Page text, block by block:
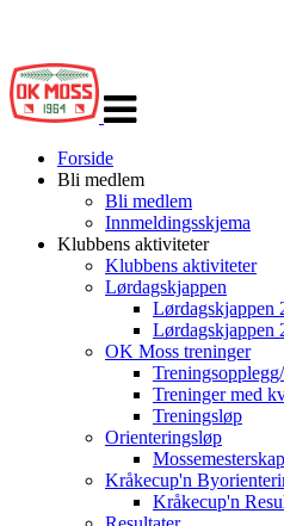
navigasjon
Forside
Bli medlem
Bli medlem
Innmeldingsskjema
Klubbens aktiviteter
Klubbens aktiviteter
Lørdagskjappen
Lørdagskjappen
Lørdagskjappen
OK Moss treninger
Treninger med
Treningsløp
Orienteringsløp
Mossemesterskap
Kråkecup'n
Kråkecup'n